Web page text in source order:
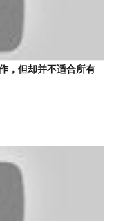
，但却并不适合所有